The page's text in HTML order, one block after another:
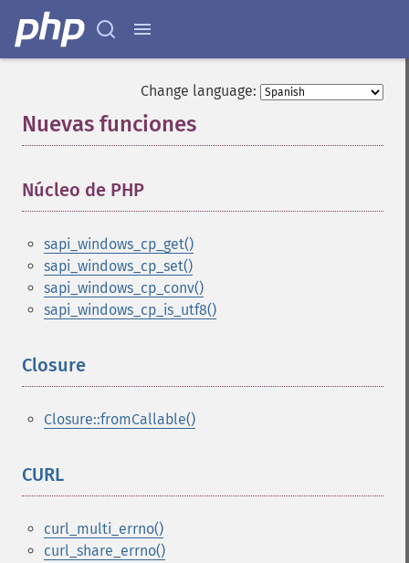
Change language:
Nuevas funciones
Núcleo de PHP
sapi_windows_cp_get()
sapi_windows_cp_set()
sapi_windows_cp_conv()
sapi_windows_cp_is_utf8()
Closure
Closure::fromCallable()
CURL
curl_multi_errno()
curl_share_errno()